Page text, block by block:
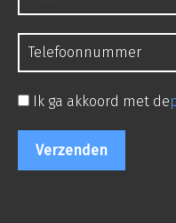
Ik ga akkoord met de